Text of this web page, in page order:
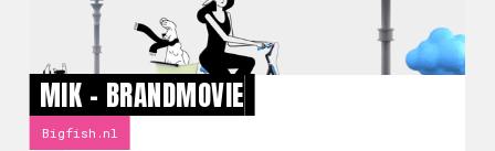
MIK - BRANDMOVIE
Bigfish.nl